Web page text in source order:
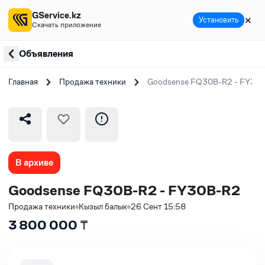
Объявления
Главная Продажа техники Goodsense FQ30B-R2 -
В архиве
Goodsense FQ30B-R2 - FY30B-R2
Продажа техники Кызыл балык 26 Сент 15:58
3 800 000 ₸
GService.kz
Скачать приложение Установить ✕